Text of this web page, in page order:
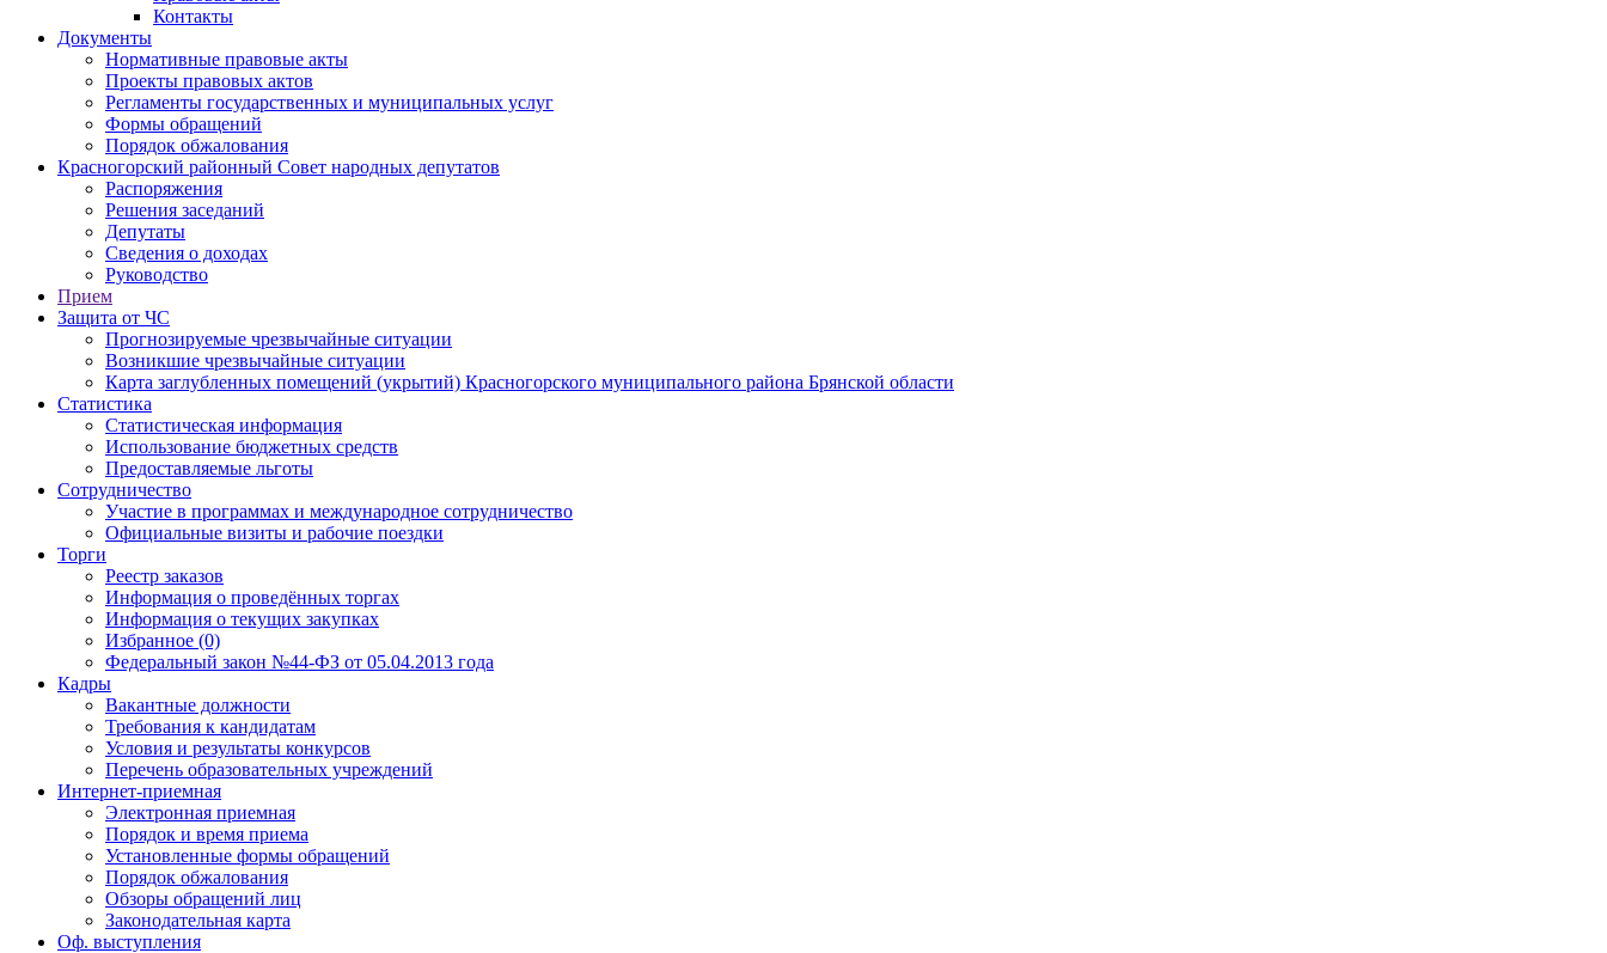
Контакты
Документы
Нормативные правовые акты
Проекты правовых актов
Регламенты государственных и муниципальных услуг
Формы обращений
Порядок обжалования
Красногорский районный Совет народных депутатов
Распоряжения
Решения заседаний
Депутаты
Сведения о доходах
Руководство
Прием
Защита от ЧС
Прогнозируемые чрезвычайные ситуации
Возникшие чрезвычайные ситуации
Карта заглубленных помещений (укрытий) Красногорского муниципального района Брянской области
Статистика
Статистическая информация
Использование бюджетных средств
Предоставляемые льготы
Сотрудничество
Участие в программах и международное сотрудничество
Официальные визиты и рабочие поездки
Торги
Реестр заказов
Информация о проведённых торгах
Информация о текущих закупках
Избранное (0)
Федеральный закон №44-ФЗ от 05.04.2013 года
Кадры
Вакантные должности
Требования к кандидатам
Условия и результаты конкурсов
Перечень образовательных учреждений
Интернет-приемная
Электронная приемная
Порядок и время приема
Установленные формы обращений
Порядок обжалования
Обзоры обращений лиц
Законодательная карта
Оф. выступления